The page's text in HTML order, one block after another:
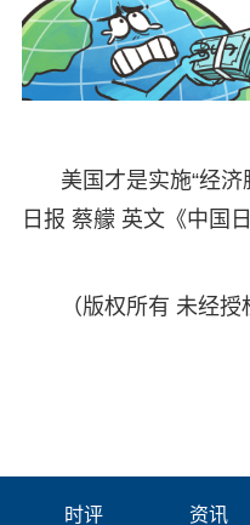
美国才是实施“经
日报 蔡艨 英文《中国
（版权所有 未经授
时评 资讯